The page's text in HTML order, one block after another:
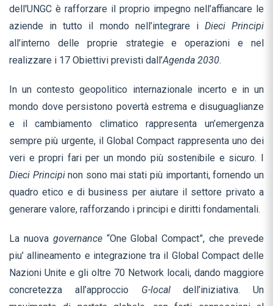
dell'UNGC è rafforzare il proprio impegno nell’affiancare le
aziende in tutto il mondo nell’integrare i Dieci Principi
all’interno delle proprie strategie e operazioni e nel
realizzare i 17 Obiettivi previsti dall’Agenda 2030.
In un contesto geopolitico internazionale incerto e in un
mondo dove persistono povertà estrema e disuguaglianze
e il cambiamento climatico rappresenta un’emergenza
sempre più urgente, il Global Compact rappresenta uno dei
veri e propri fari per un mondo più sostenibile e sicuro. I
Dieci Principinon sono mai stati più importanti, fornendo un
quadro etico e di business per aiutare il settore privato a
generare valore, rafforzando i principi e diritti fondamentali.
La nuova governance“One Global Compact”, che prevede
piu’ allineamento e integrazione tra il Global Compact delle
Nazioni Unite e gli oltre 70 Network locali, dando maggiore
concretezza all’approccio G-localdell’iniziativa. Un